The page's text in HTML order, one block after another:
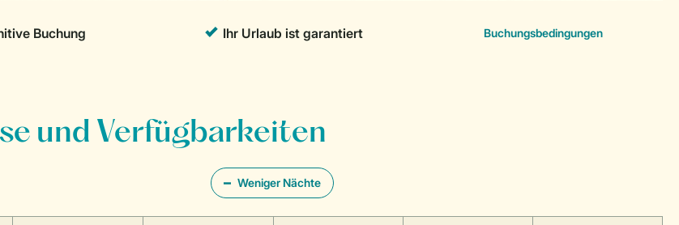
und Verfügbarkeiten
Weniger Nächte